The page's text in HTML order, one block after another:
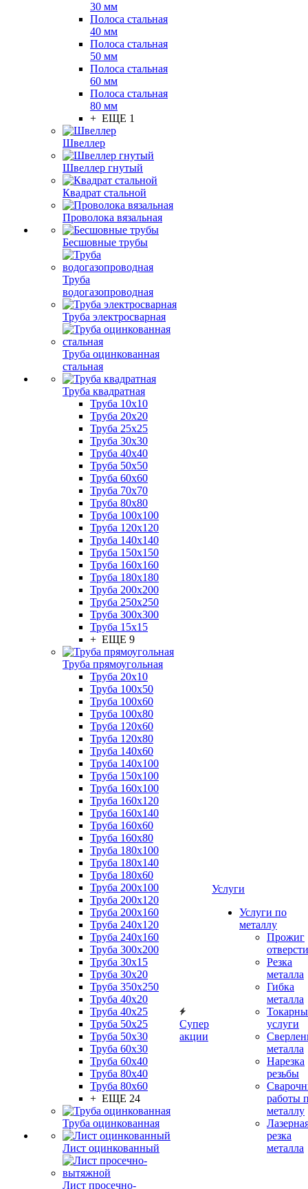
30 мм
Полоса стальная
40 мм
Полоса стальная
50 мм
Полоса стальная
60 мм
Полоса стальная
80 мм
+ ЕЩЕ 1
Швеллер
Швеллер гнутый
Квадрат стальной
Проволока вязальная
Бесшовные трубы
Труба
водогазопроводная
Труба электросварная
Труба оцинкованная
стальная
Труба квадратная
Труба 10x10
Труба 20x20
Труба 25x25
Труба 30x30
Труба 40x40
Труба 50x50
Труба 60x60
Труба 70x70
Труба 80x80
Труба 100x100
Труба 120x120
Труба 140x140
Труба 150x150
Труба 160x160
Труба 180x180
Труба 200x200
Труба 250x250
Труба 300x300
Труба 15x15
+ ЕЩЕ 9
Труба прямоугольная
Труба 20x10
Труба 100x50
Труба 100x60
Труба 100x80
Труба 120x60
Труба 120x80
Труба 140x60
Труба 140x100
Труба 150x100
Труба 160x100
Труба 160x120
Труба 160x140
Труба 160x60
Труба 160x80
Труба 180x100
Труба 180x140
Труба 180x60
Труба 200x100
Труба 200x120
Труба 200x160
Труба 240x120
Труба 240x160
Труба 300x200
Труба 30x15
Труба 30x20
Труба 350x250
Труба 40x20
Труба 40x25
Труба 50x25
Труба 50x30
Труба 60x30
Труба 60x40
Труба 80x40
Труба 80x60
+ ЕЩЕ 24
Труба оцинкованная
Лист оцинкованный
Лист просечно-
Супер
акции
Услуги
Услуги по
металлу
Прожиг
Резка
металла
Гибка
металла
услуги
металла
Нарезка
резьбы
работы
металлу
резка
металла